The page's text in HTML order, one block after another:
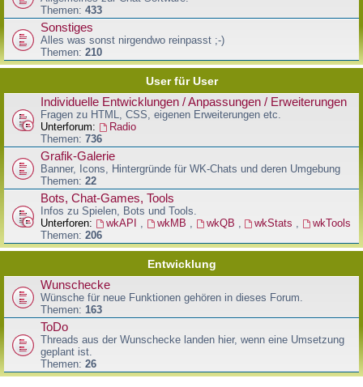
Themen: 433
Sonstiges
Alles was sonst nirgendwo reinpasst ;-)
Themen: 210
User für User
Individuelle Entwicklungen / Anpassungen / Erweiterungen
Fragen zu HTML, CSS, eigenen Erweiterungen etc.
Unterforum:
Radio
Themen: 736
Grafik-Galerie
Banner, Icons, Hintergründe für WK-Chats und deren Umgebung
Themen: 22
Bots, Chat-Games, Tools
Infos zu Spielen, Bots und Tools.
Unterforen:
wkAPI , wkMB , wkQB , wkStats ,
wkTools
Themen: 206
Entwicklung
Wunschecke
Wünsche für neue Funktionen gehören in dieses Forum.
Themen: 163
ToDo
Threads aus der Wunschecke landen hier, wenn eine Umsetzung
geplant ist.
Themen: 26